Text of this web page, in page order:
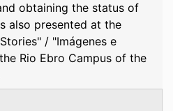
obtaining the status of
also presented at the
/ "Imágenes e
Rio Ebro Campus of the